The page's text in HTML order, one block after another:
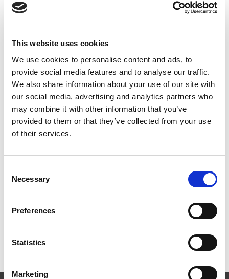
This website uses cookies
We use cookies to personalise content and ads, to
provide social media features and to analyse our traffic.
We also share information about your use of our site with
our social media, advertising and analytics partners who
may combine it with other information that you’ve
provided to them or that they’ve collected from your use
of their services.
Selection
Necessary
Preferences
Statistics
Marketing
fall langs rømningsveier eller arbeidsflater.
Grålakkert Rødlakkert Sink/magnesium Svartlakkert